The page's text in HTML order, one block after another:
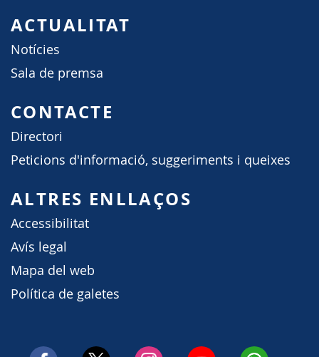
ACTUALITAT
Notícies
Sala de premsa
CONTACTE
Directori
Peticions d'informació, suggeriments i queixes
ALTRES ENLLAÇOS
Accessibilitat
Avís legal
Mapa del web
Política de galetes